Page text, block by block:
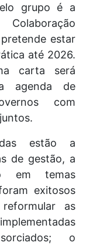
grupo é a
pretende estar
até 2026.
carta será
agenda de
com
estão a
de gestão, a
em temas
exitosos
as
o